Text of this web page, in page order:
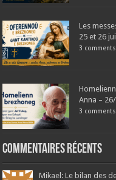
Les
25 et 26
3 comments
Anna –
3 comments
Commentaires récents
Mikael: Le bilan des